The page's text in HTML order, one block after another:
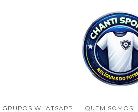
GRUPOS WHATSAPP QUEM SOMOS